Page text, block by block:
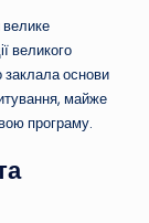
великого
заклала основи
майже
програму.